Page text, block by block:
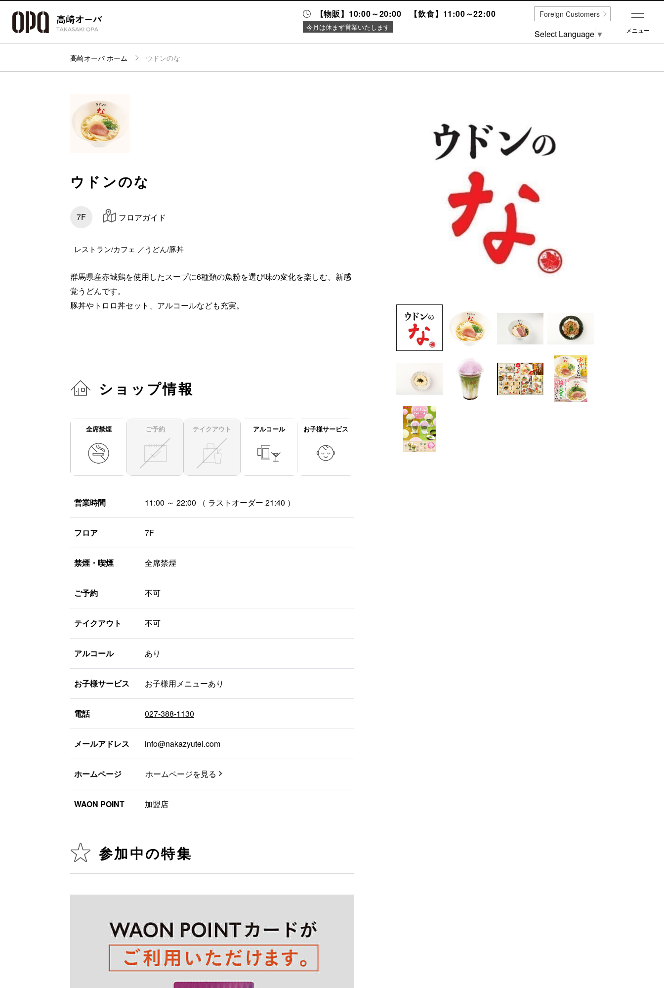
【物販】10:00～20:00 【飲食】11:00～22:00
今月は休まず営業いたします
ショップ検索
パーキング
イベント
高崎オーパ ホーム ウドンのな
ウドンのな
7F フロアガイド
レストラン/カフェ ／うどん/豚丼
群馬県産赤城鶏を使用したスープに6種類の魚粉を選び味の変化を楽しむ、新感
覚うどんです。
豚丼やトロロ丼セット、アルコールなども充実。
ショップ情報
全席禁煙 ご予約 テイクアウト アルコール お子様サービス
営業時間 11:00 ～ 22:00 （ ラストオーダー 21:40 ）
フロア 7F
禁煙・喫煙 全席禁煙
ご予約 不可
テイクアウト 不可
アルコール あり
お子様サービス お子様用メニューあり
電話 027-388-1130
メールアドレス info@nakazyutei.com
ホームページ ホームページを見る
WAON POINT 加盟店
参加中の特集
メニュー
Foreign Customers
Select Language ▼